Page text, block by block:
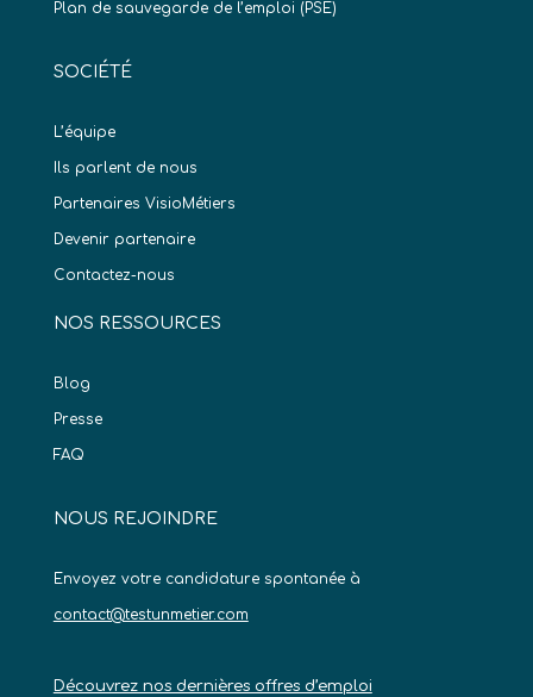
Plan de sauvegarde de l’emploi (PSE)
SOCIÉTÉ
L’équipe
Ils parlent de nous
Partenaires VisioMétiers
Devenir partenaire
Contactez-nous
NOS RESSOURCES
Blog
Presse
FAQ
NOUS REJOINDRE
Envoyez votre candidature spontanée à
contact@testunmetier.com
Découvrez nos dernières offres d’emploi